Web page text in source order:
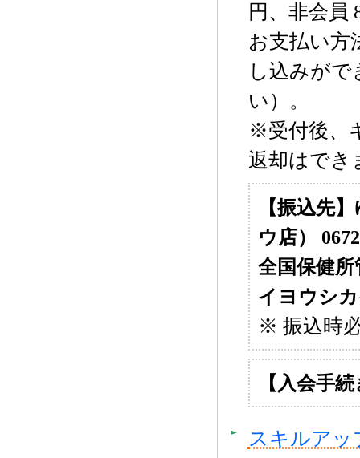
円、非会員
お支払い方
し込みが
い）。
※受付後、
返却はでき
【振込先
ウ店）
全国保健
イヨウシ
※ 振込時
【入会手
スキルアッ